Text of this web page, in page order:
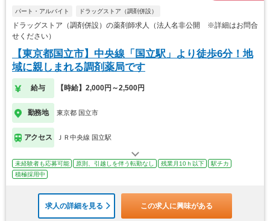
パート・アルバイト ドラッグストア（調剤併設）
ドラッグストア（調剤併設）の薬剤師求人（法人名非公開 ※詳細はお問合
せください）
【東京都国立市】中央線「国立駅」より徒歩6分！地
域に親しまれる調剤薬局です
給与 【時給】2,000円～2,500円
勤務地 東京都 国立市
アクセス ＪＲ中央線 国立駅
未経験者も応募可能 原則、引越しを伴う転勤なし 残業月10ｈ以下
駅チカ
積極採用中
求人の詳細を見る この求人に興味がある